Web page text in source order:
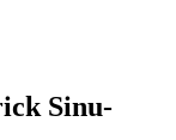
Sinu-